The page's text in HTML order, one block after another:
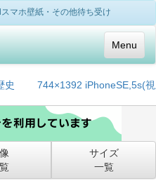
マホ壁紙・その他待ち受け
Menu
史 744×1392 iPhoneSE,5s(
サイズ
一覧